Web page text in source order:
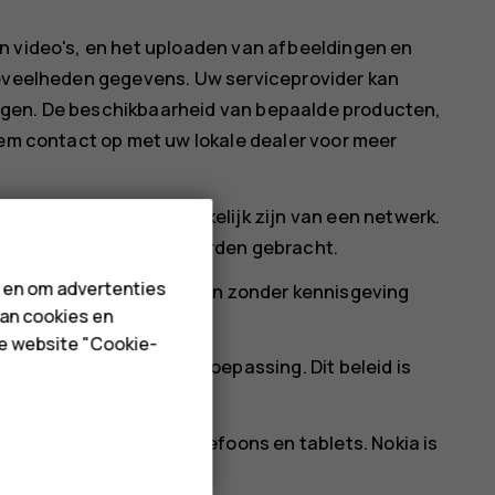
video's, en het uploaden van afbeeldingen en
gegevens. Uw serviceprovider kan
De beschikbaarheid van bepaalde producten,
contact op met uw lokale dealer voor meer
kunnen afhankelijk zijn van een netwerk.
kosten in rekening worden gebracht.
kunnen zonder kennisgeving
van HMD Global van toepassing. Dit beleid is
merk Nokia voor telefoons en tablets. Nokia is
om advertenties
cookies en
website "Cookie-